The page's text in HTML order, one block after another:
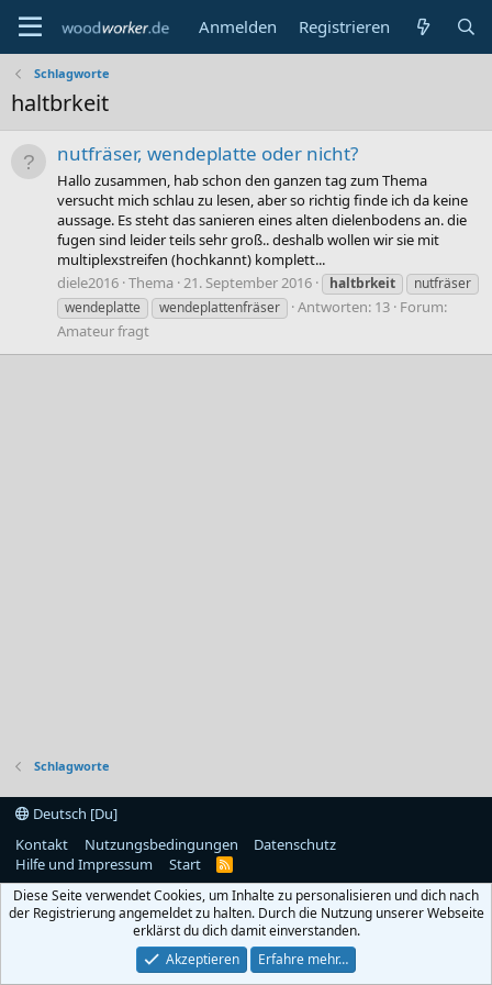
Anmelden Registrieren
Schlagworte
haltbrkeit
nutfräser, wendeplatte oder nicht?
Hallo zusammen, hab schon den ganzen tag zum Thema
versucht mich schlau zu lesen, aber so richtig finde ich da keine
aussage. Es steht das sanieren eines alten dielenbodens an. die
fugen sind leider teils sehr groß.. deshalb wollen wir sie mit
multiplexstreifen (hochkannt) komplett...
diele2016 Thema 21. September 2016 haltbrkeit
nutfräser
wendeplatte
wendeplattenfräser Antworten: 13 Forum:
Amateur fragt
Schlagworte
Deutsch [Du]
Kontakt
Nutzungsbedingungen
Datenschutz
Hilfe und Impressum
Start
R
S
Diese Seite verwendet Cookies, um Inhalte zu personalisieren und dich nach
der Registrierung angemeldet zu halten. Durch die Nutzung unserer Webseite
erklärst du dich damit einverstanden.
Akzeptieren
Erfahre mehr…